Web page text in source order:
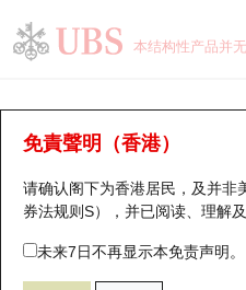
本结构性产品并
免責聲明（香港）
请确认阁下为香港居民，及并非
券法规则S），并已阅读、理解
未来7日不再显示本免责声明。
认股证分析仪
表现 街货统计 比较
29506 瑞银认购
瑞银认股证一览
新发行瑞银认股证
即将到期认股证
街货统计
比较
牛熊全景快搜
牛熊证搜寻
牛熊证街货分布图
街货统计
比较
十大升幅/跌幅
十大认股证成交分布
十天股证占大市成交
正股分析仪
二十大活跃股份
恒指成份股
持股比重
显示所有持股比重
每月轮证大市专题
轮证专栏
讲座及教育短片